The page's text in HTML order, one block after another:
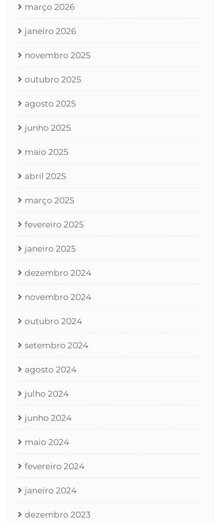
março 2026
janeiro 2026
novembro 2025
outubro 2025
agosto 2025
junho 2025
maio 2025
abril 2025
março 2025
fevereiro 2025
janeiro 2025
dezembro 2024
novembro 2024
outubro 2024
setembro 2024
agosto 2024
julho 2024
junho 2024
maio 2024
fevereiro 2024
janeiro 2024
dezembro 2023